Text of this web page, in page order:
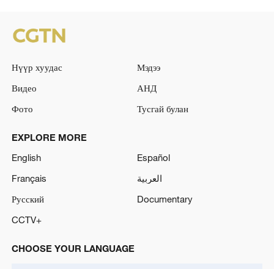
Нүүр хуудас
Мэдээ
Видео
АНД
Фото
Тусгай булан
EXPLORE MORE
English
Español
Français
العربية
Русский
Documentary
CCTV+
CHOOSE YOUR LANGUAGE